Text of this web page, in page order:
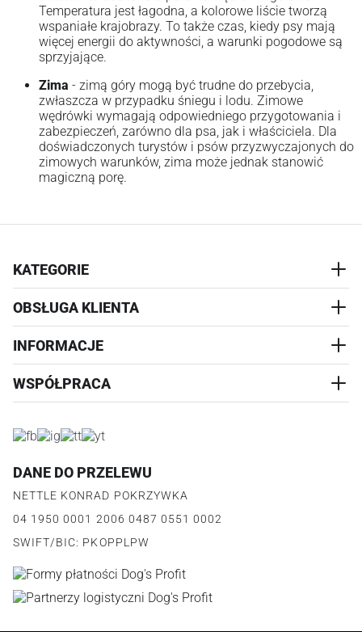
Temperatura jest łagodna, a kolorowe liście tworzą
wspaniałe krajobrazy. To także czas, kiedy psy mają
więcej energii do aktywności, a warunki pogodowe są
sprzyjające.
Zima - zimą góry mogą być trudne do przebycia,
zwłaszcza w przypadku śniegu i lodu. Zimowe
wędrówki wymagają odpowiedniego przygotowania i
zabezpieczeń, zarówno dla psa, jak i właściciela. Dla
doświadczonych turystów i psów przyzwyczajonych do
zimowych warunków, zima może jednak stanowić
magiczną porę.
KATEGORIE
AKCESORIA
WYPRZEDAŻ
OBSŁUGA KLIENTA
REALIZACJA I WYSYŁKA
WYMIANA
PŁATNOŚCI
FAQ
INFORMACJE
KONTAKT
O PRODUKCIE
WSPÓŁPRACA
JAK DZIAŁA PROGRAM
REGULAMIN PROGRAMU
POLITYKA PRYWATNOŚCI PROGRAMU
DANE DO PRZELEWU
NETTLE KONRAD POKRZYWKA
04 1950 0001 2006 0487 0551 0002
SWIFT/BIC: PKOPPLPW